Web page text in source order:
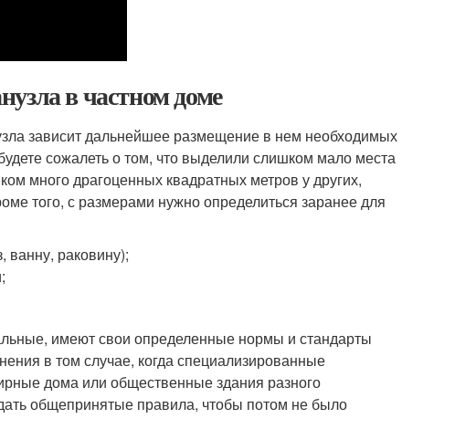
в частном доме
зависит дальнейшее размещение в нем необходимых
сожалеть о том, что выделили слишком мало места
много драгоценных квадратных метров у других,
того, с размерами нужно определиться заранее для
ванну, раковину);
имеют свои определенные нормы и стандарты
в том случае, когда специализированные
дома или общественные здания разного
общепринятые правила, чтобы потом не было